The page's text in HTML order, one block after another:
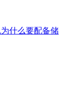
什么要配备储